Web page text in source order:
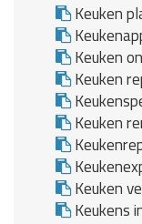
Keuken
Keuken
Keuken
Keuken
Keuken
Keukens